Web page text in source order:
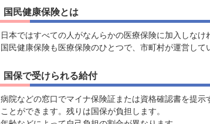
国民健康保険とは
日本ではすべての人がなんらかの医療保険に加入しなけ
国民健康保険も医療保険のひとつで、市町村が運営して
国保で受けられる給付
病院などの窓口でマイナ保険証または資格確認書を提
ことができます。残りは国保が負担します。